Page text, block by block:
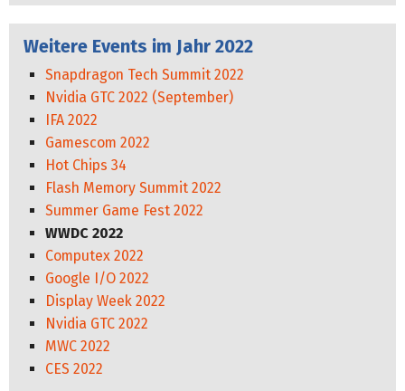
Weitere Events im Jahr 2022
Snapdragon Tech Summit 2022
Nvidia GTC 2022 (September)
IFA 2022
Gamescom 2022
Hot Chips 34
Flash Memory Summit 2022
Summer Game Fest 2022
WWDC 2022
Computex 2022
Google I/O 2022
Display Week 2022
Nvidia GTC 2022
MWC 2022
CES 2022